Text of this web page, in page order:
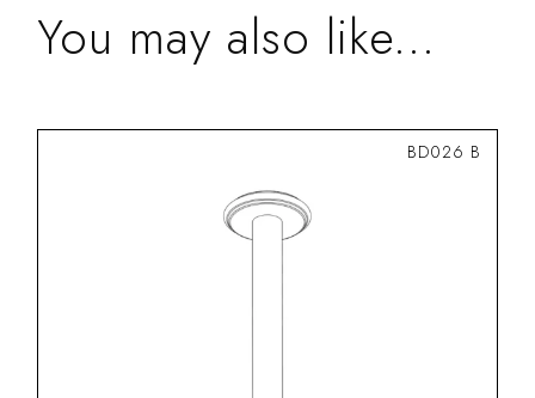
You may also like...
BD026 B